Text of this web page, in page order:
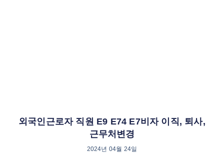
외국인근로자 직원 E9 E74 E7비자 이직, 퇴사,
근무처변경
2024년 04월 24일